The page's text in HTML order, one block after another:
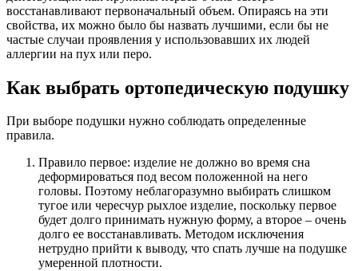
восстанавливают первоначальный объем. Опираясь на эти
свойства, их можно было бы назвать лучшими, если бы не
частые случаи проявления у использовавших их людей
аллергии на пух или перо.
Как выбрать ортопедическую подушку
При выборе подушки нужно соблюдать определенные
правила.
Правило первое: изделие не должно во время сна
деформироваться под весом положенной на него
головы. Поэтому неблагоразумно выбирать слишком
тугое или чересчур рыхлое изделие, поскольку первое
будет долго принимать нужную форму, а второе – очень
долго ее восстанавливать. Методом исключения
нетрудно прийти к выводу, что спать лучше на подушке
умеренной плотности.